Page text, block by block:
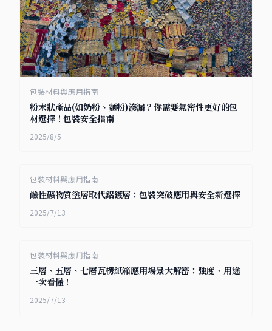
包裝材料與應用指南
粉末狀產品(如奶粉、麵粉)滲漏？你需要氣密性更好的包
材選擇！包裝安全指南
2025/8/5
包裝材料與應用指南
鹼性礦物質塗層取代鋁鍍層：包裝突破應用與安全新選擇
2025/7/13
包裝材料與應用指南
三層、五層、七層瓦楞紙箱應用場景大解密：強度、用途
一次看懂！
2025/7/13